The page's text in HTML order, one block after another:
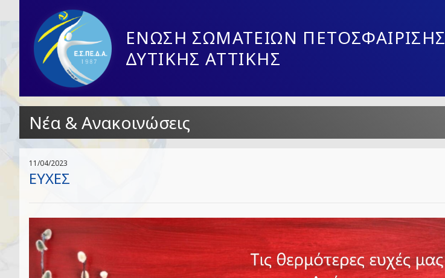
ΕΝΩΣΗ ΣΩΜΑΤΕΙΩΝ ΠΕΤΟΣΦΑΙΡΙΣΗΣ
ΔΥΤΙΚΗΣ ΑΤΤΙΚΗΣ
Νέα & Ανακοινώσεις
11/04/2023
ΕΥΧΕΣ